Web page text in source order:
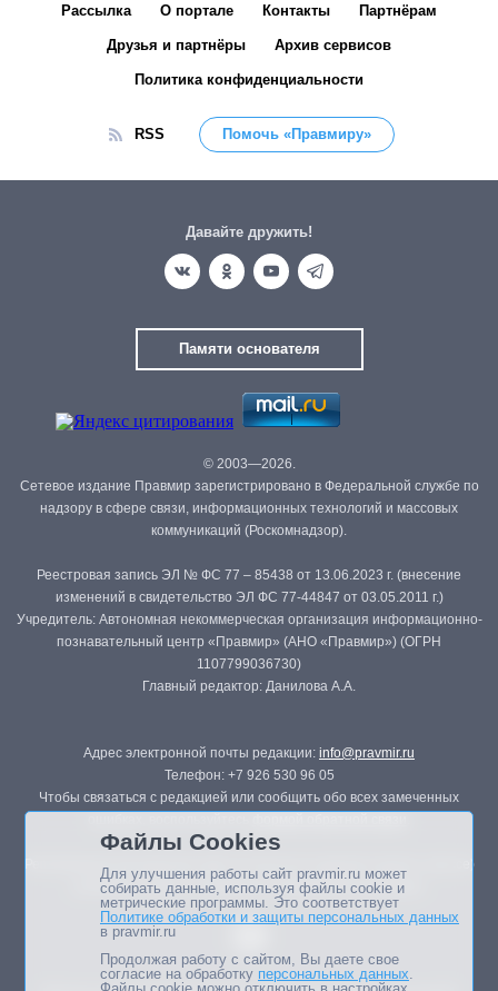
Рассылка О портале Контакты Партнёрам
Друзья и партнёры Архив сервисов
Политика конфиденциальности
RSS Помочь «Правмиру»
Давайте дружить!
Памяти основателя
© 2003—2026.
Сетевое издание Правмир зарегистрировано в Федеральной службе по
надзору в сфере связи, информационных технологий и массовых
коммуникаций (Роскомнадзор).
Реестровая запись ЭЛ № ФС 77 – 85438 от 13.06.2023 г. (внесение
изменений в свидетельство ЭЛ ФС 77-44847 от 03.05.2011 г.)
Учредитель: Автономная некоммерческая организация информационно-
познавательный центр «Правмир» (АНО «Правмир») (ОГРН
1107799036730)
Главный редактор: Данилова А.А.
Адрес электронной почты редакции: info@pravmir.ru
Телефон: +7 926 530 96 05
Чтобы связаться с редакцией или сообщить обо всех замеченных
Републикация материалов сайта в печатных изданиях (книгах, прессе)
возможна только с письменного разрешения редакции.
Файлы Cookies
Для улучшения работы сайт pravmir.ru может
собирать данные, используя файлы cookie и
метрические программы. Это соответствует
Политике обработки и защиты персональных данных
в pravmir.ru
Продолжая работу с сайтом, Вы даете свое
согласие на обработку персональных данных.